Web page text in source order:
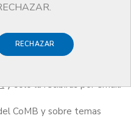
RECHAZAR
cuatrimestral y se
médicos colegiados o
y sólo la recibirás por email.
CoMB y sobre temas